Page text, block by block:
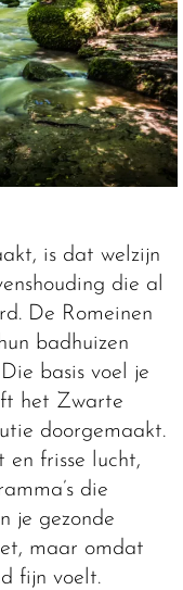
is dat welzijn
die al
De Romeinen
badhuizen
basis voel je
het Zwarte
doorgemaakt.
en frisse lucht,
die
je gezonde
maar omdat
fijn voelt.